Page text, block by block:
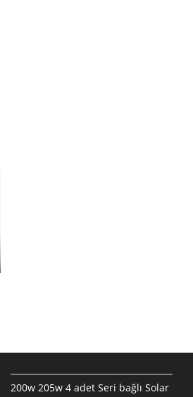
200w 205w 4 adet Seri bağlı Solar